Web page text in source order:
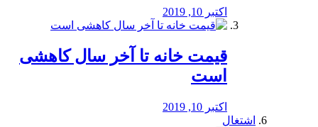
اکتبر 10, 2019
قیمت خانه تا آخر سال کاهشی
است
اکتبر 10, 2019
اشتغال